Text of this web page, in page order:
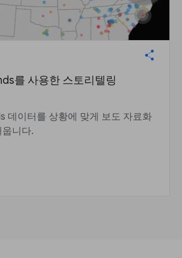
를 사용한 스토리텔링
데이터를 상황에 맞게 보도 자료화
니다.